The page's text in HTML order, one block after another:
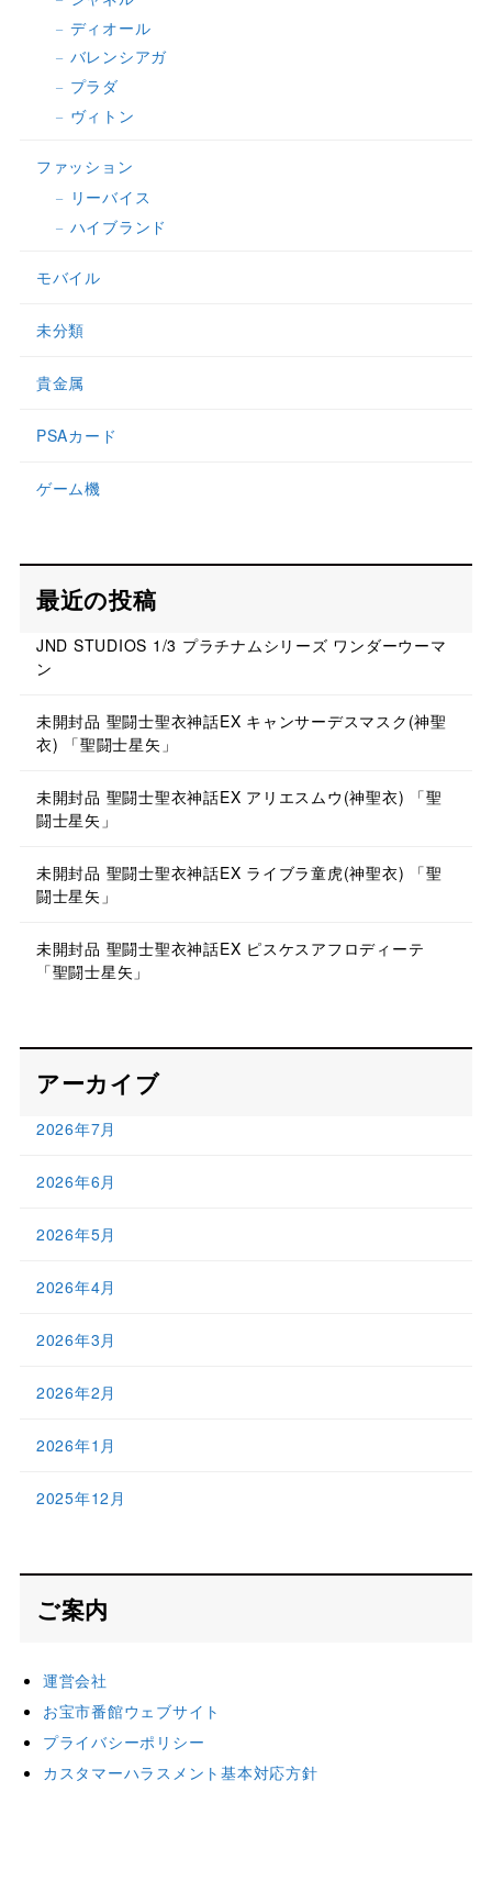
ディオール
バレンシアガ
プラダ
ヴィトン
ファッション
リーバイス
ハイブランド
モバイル
未分類
貴金属
PSAカード
ゲーム機
最近の投稿
JND STUDIOS 1/3 プラチナムシリーズ ワンダーウーマ
ン
未開封品 聖闘士聖衣神話EX キャンサーデスマスク(神聖
衣) 「聖闘士星矢」
未開封品 聖闘士聖衣神話EX アリエスムウ(神聖衣) 「聖
闘士星矢」
未開封品 聖闘士聖衣神話EX ライブラ童虎(神聖衣) 「聖
闘士星矢」
未開封品 聖闘士聖衣神話EX ピスケスアフロディーテ
「聖闘士星矢」
アーカイブ
2026年7月
2026年6月
2026年5月
2026年4月
2026年3月
2026年2月
2026年1月
2025年12月
ご案内
運営会社
お宝市番館ウェブサイト
プライバシーポリシー
カスタマーハラスメント基本対応方針